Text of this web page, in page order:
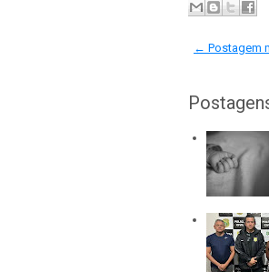
← Postagem